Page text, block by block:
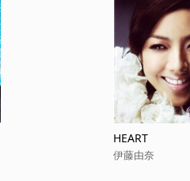
HEART
伊藤由奈